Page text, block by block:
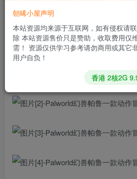
修改语言请修改：
%appdata%\Goldberg SteamEmu
Saves\settings\language.txt
朝晞小屋声明
本站资源均来源于互联网，如有侵权请
除 本站资源售价只是赞助，收取费用仅
需！ 资源仅供学习参考请勿商用或其它
用户自负！
香港 2核2G